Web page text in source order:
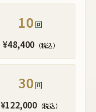
10回
¥48,400 （税込）
30回
¥122,000 （税込）